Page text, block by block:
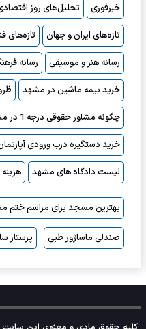
خبرفوری تحلیل‌های روز
تازه‌های ایران و جهان
تازه‌های
رسانه هنر و موسیقی
رسانه
خرید بیمه ماشین در مشهد
چگونه مشاور حقوقی درجه 1 در مشهد پیدا کنیم؟
خرید دستگیره درب ورودی
لیست دادگاه های مشهد
بهترین مسجد برای مراسم ختم
صندلی ماساژور طبی پرستار